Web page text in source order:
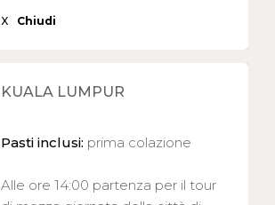
X Chiudi
KUALA LUMPUR
Pasti inclusi: prima colazione
Alle ore 14:00 partenza per il tour